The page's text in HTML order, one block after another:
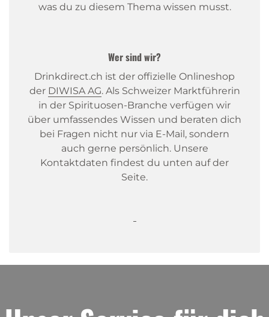
was du zu diesem Thema wissen musst.
Wer sind wir?
Drinkdirect.ch ist der offizielle Onlineshop
der DIWISA AG. Als Schweizer Marktführerin
in der Spirituosen-Branche verfügen wir
über umfassendes Wissen und beraten dich
bei Fragen nicht nur via E-Mail, sondern
auch gerne persönlich. Unsere
Kontaktdaten findest du unten auf der
Seite.